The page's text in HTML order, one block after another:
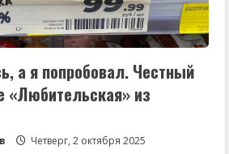
а я попробовал. Честный
«Любительская» из
Четверг, 2 октября 2025